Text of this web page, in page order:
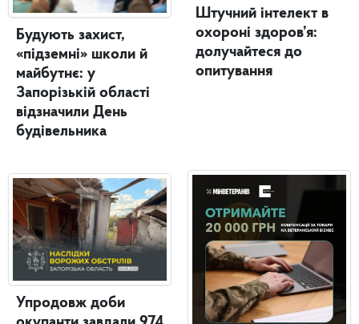
Будують захист,
«підземні» школи й
майбутнє: у
Запорізькій області
відзначили День
будівельника
Упродовж доби
Штучний інтелект в
охороні здоров’я:
долучайтеся до
опитування